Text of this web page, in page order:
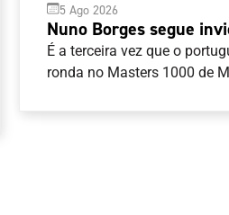
5 Ago 2026
Nuno Borges segue
É a terceira vez que o
ronda no Masters 1000 de